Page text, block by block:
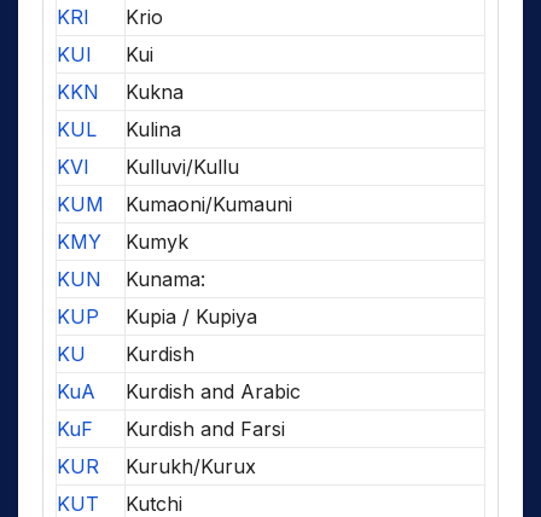
KRI
Krio
KUI
Kui
KKN
Kukna
KUL
Kulina
KVI
Kulluvi/Kullu
KUM
Kumaoni/Kumauni
KMY
Kumyk
KUN
Kunama:
KUP
Kupia / Kupiya
KU
Kurdish
KuA
Kurdish and Arabic
KuF
Kurdish and Farsi
KUR
Kurukh/Kurux
KUT
Kutchi